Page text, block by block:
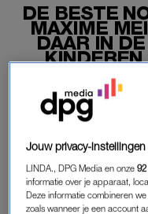
DE BESTE
MAXIME
DAAR IN
20-06-
LEES
Jouw privacy-instellingen
LINDA., DPG Media en onze92
informatie over je apparaat,
Deze informatie combineren
zoals wanneer je een account